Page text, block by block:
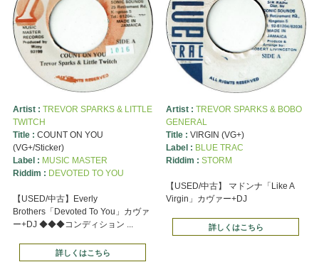
Artist : TREVOR SPARKS & LITTLE
TWITCH
Title : COUNT ON YOU
(VG+/Sticker)
Label : MUSIC MASTER
Riddim : DEVOTED TO YOU
【USED/中古】Everly
Brothers「Devoted To You」カヴァ
ー+DJ ◆◆◆コンディション ...
詳しくはこちら
Artist : TREVOR SPARKS & BOBO
GENERAL
Title : VIRGIN (VG+)
Label : BLUE TRAC
Riddim : STORM
【USED/中古】 マドンナ「Like A
Virgin」カヴァー+DJ
詳しくはこちら